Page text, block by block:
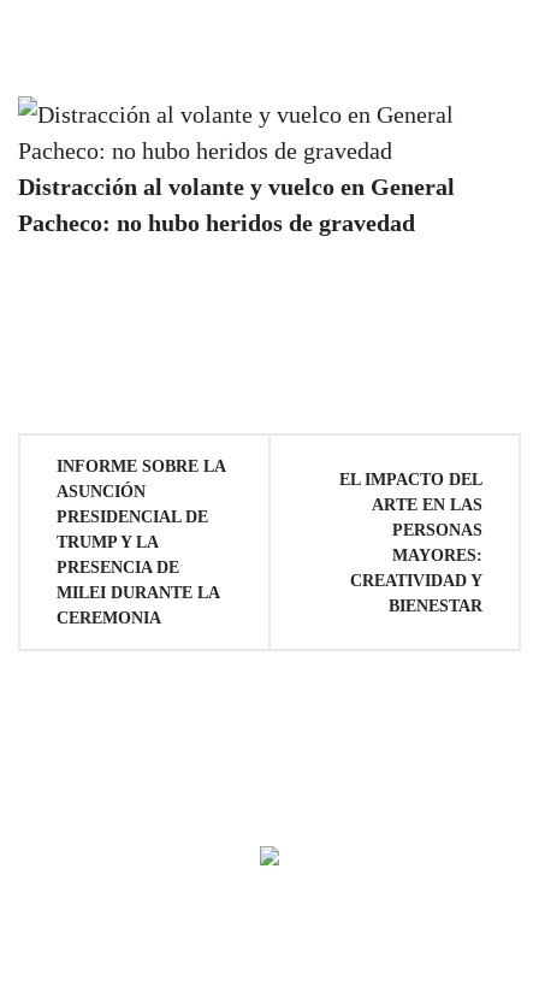
Distracción al volante y vuelco en General
Pacheco: no hubo heridos de gravedad
Navegación
entradas
INFORME SOBRE LA
ASUNCIÓN
PRESIDENCIAL DE
TRUMP Y LA
PRESENCIA DE
MILEI DURANTE LA
CEREMONIA
EL IMPACTO DEL
ARTE EN LAS
PERSONAS
MAYORES:
CREATIVIDAD Y
BIENESTAR